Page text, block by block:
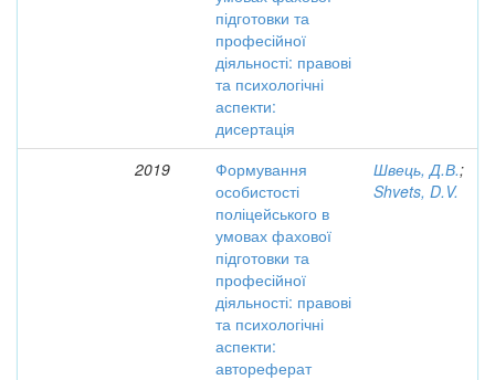
підготовки та
професійної
діяльності: правові
та психологічні
аспекти:
дисертація
2019
Формування
особистості
поліцейського в
умовах фахової
підготовки та
професійної
діяльності: правові
та психологічні
аспекти:
автореферат
Швець, Д.В.;
Shvets, D.V.